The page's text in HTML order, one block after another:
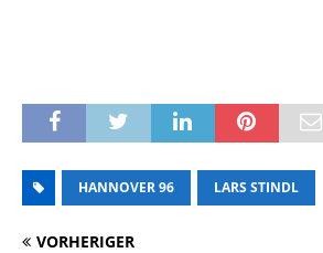
HANNOVER 96 LARS STINDL
VORHERIGER